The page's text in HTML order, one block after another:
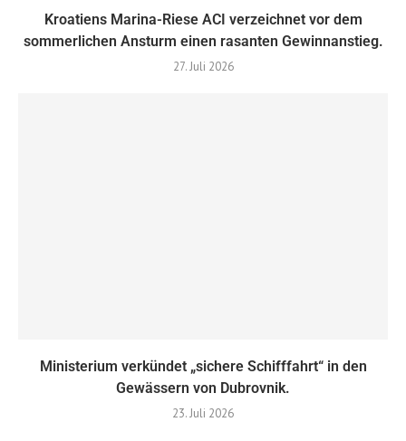
Kroatiens Marina-Riese ACI verzeichnet vor dem
sommerlichen Ansturm einen rasanten Gewinnanstieg.
27. Juli 2026
Ministerium verkündet „sichere Schifffahrt“ in den
Gewässern von Dubrovnik.
23. Juli 2026